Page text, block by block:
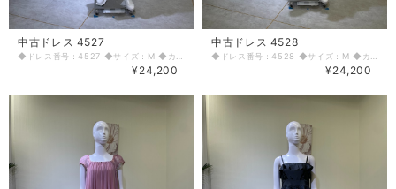
中古ドレス 4527
¥24,200
中古ドレス 4528
¥24,200